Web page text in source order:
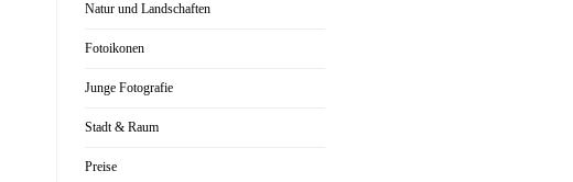
Natur und Landschaften
Fotoikonen
Junge Fotografie
Stadt & Raum
Preise